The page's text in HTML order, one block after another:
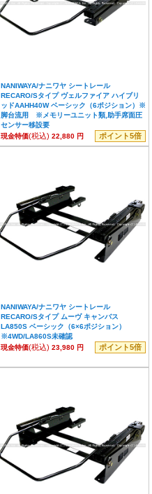
NANIWAYA/ナニワヤ シートレール
RECARO/Sタイプ ヴェルファイア ハイブリ
ッドAAHH40W ベーシック（6ポジション）※
脚台流用 ※メモリーユニット類,助手席面圧
センサー移設要
現金特価(税込) 22,880 円 ポイント5倍
NANIWAYA/ナニワヤ シートレール
RECARO/Sタイプ ムーヴ キャンバス
LA850S ベーシック（6×6ポジション）
※4WD/LA860S未確認
現金特価(税込) 23,980 円 ポイント5倍